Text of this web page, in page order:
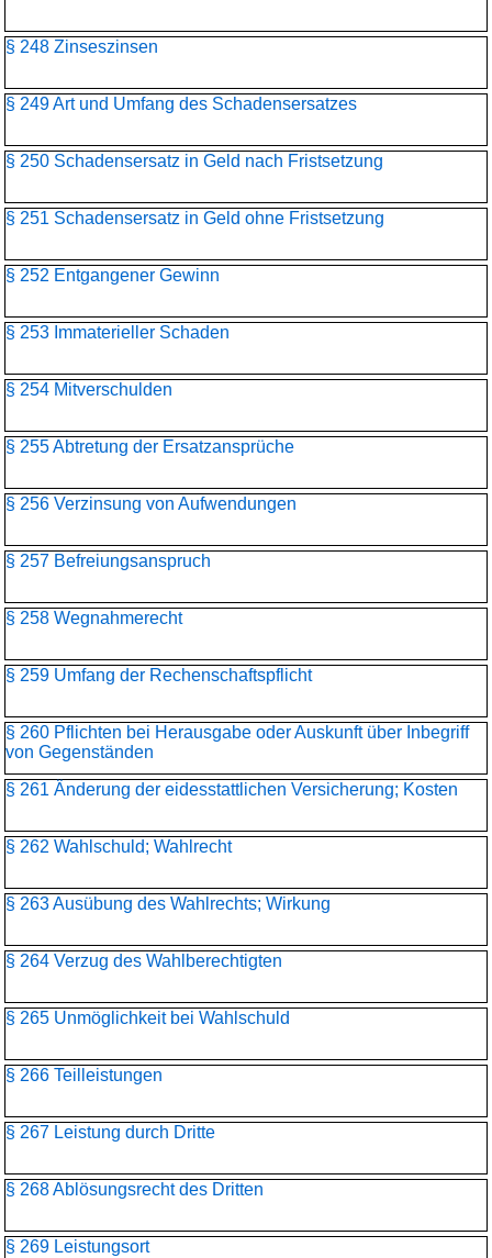
§ 248 Zinseszinsen
§ 249 Art und Umfang des Schadensersatzes
§ 250 Schadensersatz in Geld nach Fristsetzung
§ 251 Schadensersatz in Geld ohne Fristsetzung
§ 252 Entgangener Gewinn
§ 253 Immaterieller Schaden
§ 254 Mitverschulden
§ 255 Abtretung der Ersatzansprüche
§ 256 Verzinsung von Aufwendungen
§ 257 Befreiungsanspruch
§ 258 Wegnahmerecht
§ 259 Umfang der Rechenschaftspflicht
§ 260 Pflichten bei Herausgabe oder Auskunft über Inbegriff
von Gegenständen
§ 261 Änderung der eidesstattlichen Versicherung; Kosten
§ 262 Wahlschuld; Wahlrecht
§ 263 Ausübung des Wahlrechts; Wirkung
§ 264 Verzug des Wahlberechtigten
§ 265 Unmöglichkeit bei Wahlschuld
§ 266 Teilleistungen
§ 267 Leistung durch Dritte
§ 268 Ablösungsrecht des Dritten
§ 269 Leistungsort